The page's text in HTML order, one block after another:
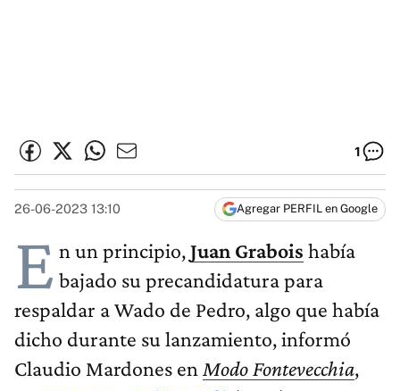
1
26-06-2023 13:10 Agregar PERFIL en Google
E n un principio,Juan Grabois había
bajado su precandidatura para
respaldar a Wado de Pedro, algo que había
dicho durante su lanzamiento, informó
Claudio Mardones en Modo Fontevecchia,